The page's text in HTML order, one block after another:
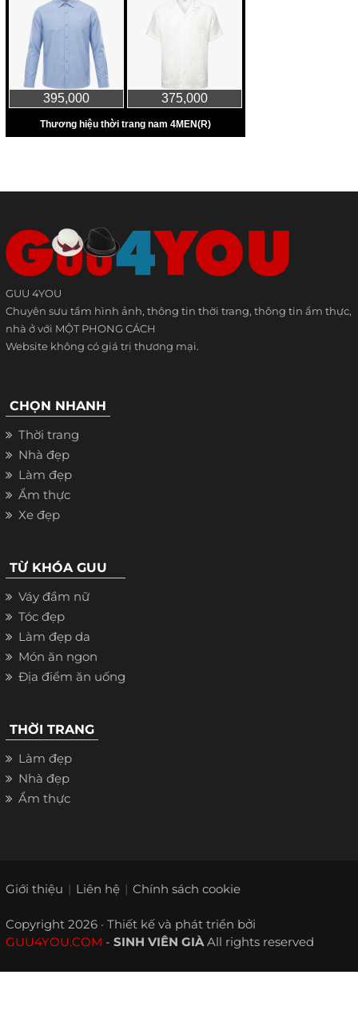
GUU 4YOU
Chuyên sưu tầm hình ảnh, thông tin thời trang, thông tin ẩm thực,
nhà ở với MỘT PHONG CÁCH
Website không có giá trị thương mại.
CHỌN NHANH
Thời trang
Nhà đẹp
Làm đẹp
Ẩm thực
Xe đẹp
TỪ KHÓA GUU
Váy đầm nữ
Tóc đẹp
Làm đẹp da
Món ăn ngon
Địa điểm ăn uống
THỜI TRANG
Làm đẹp
Nhà đẹp
Ẩm thực
Giới thiệu Liên hệ Chính sách cookie
Copyright 2026 · Thiết kế và phát triển bởi
GUU4YOU.COM - SINH VIÊN GIÀAll rights reserved